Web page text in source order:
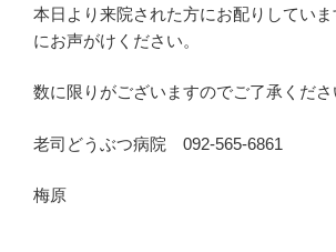
本日より来院された方にお配りしてい
にお声がけください。
数に限りがございますのでご了承くださ
老司どうぶつ病院 092-565-6861
梅原